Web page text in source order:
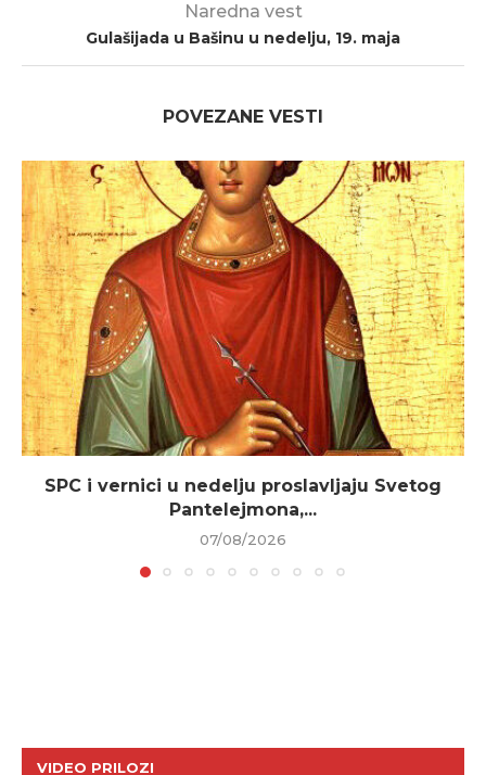
Naredna vest
Gulašijada u Bašinu u nedelju, 19. maja
POVEZANE VESTI
SPC i vernici u nedelju proslavljaju Svetog
Pantelejmona,...
07/08/2026
VIDEO PRILOZI